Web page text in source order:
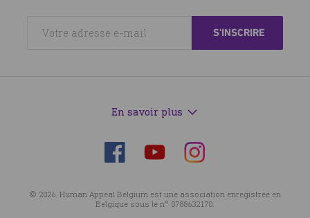
En savoir plus
Suivez-
nous
Facebook
Suivez-
YouTube
Suivez-
nous
Instagram
© 2026. Human Appeal Belgium est une association enregistrée en
Belgique sous le n° 0788632170.